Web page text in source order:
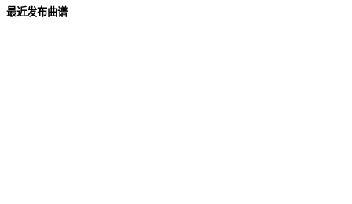
最近发布曲谱